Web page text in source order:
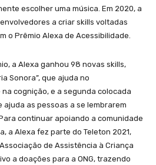
escolher uma música. Em 2020, a
a criar skills voltadas
o Prêmio Alexa de Acessibilidade.
a Alexa ganhou 98 novas skills,
Sonora”, que ajuda no
cognição, e a segunda colocada
ajuda as pessoas a se lembrarem
continuar apoiando a comunidade
a Alexa fez parte do Teleton 2021,
de Assistência à Criança
a doações para a ONG, trazendo